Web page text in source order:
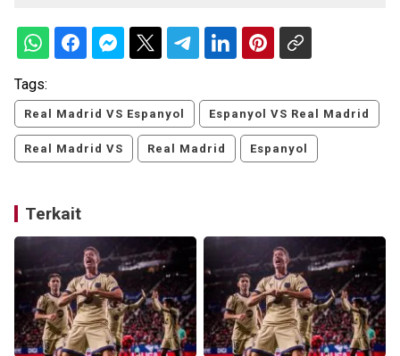
Tags:
Real Madrid VS Espanyol Espanyol VS Real Madrid
Real Madrid VS Real Madrid Espanyol
Terkait